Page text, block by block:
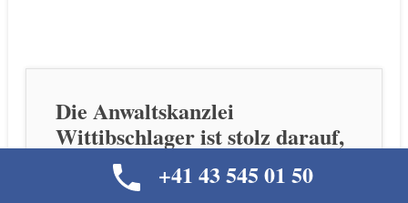
Die Anwaltskanzlei
Wittibschlager ist stolz darauf,
dass uns das Qualitätssiegel der
BILANZ, PME &+41 43 545 01 50